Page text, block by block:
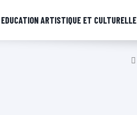
EDUCATION ARTISTIQUE ET CULTURELLE